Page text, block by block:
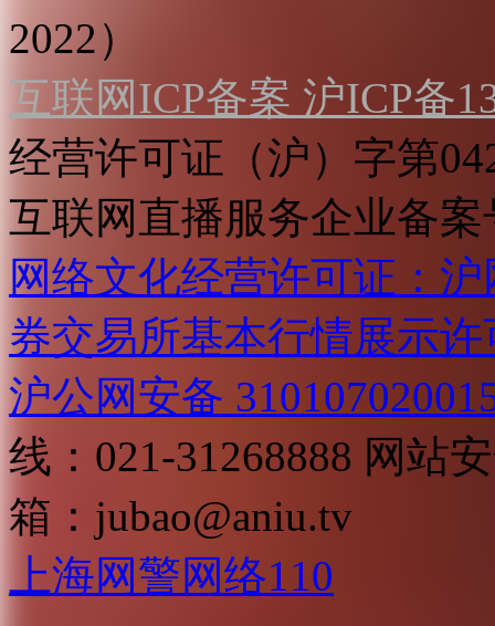
2022）
互联网ICP备案 沪ICP备
经营许可证（沪）字第
互联网直播服务企业备案
网络文化经营许可证：
券交易所基本行情展示许
沪公网安备
线：021-31268888 网站
箱： jubao@aniu.tv
上海网警网络110